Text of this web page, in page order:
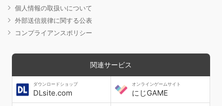
個人情報の取扱いについて
外部送信規律に関する公表
コンプライアンスポリシー
関連サービス
ダウンロードショップ
DLsite.com
オンラインゲームサイト
にじGAME